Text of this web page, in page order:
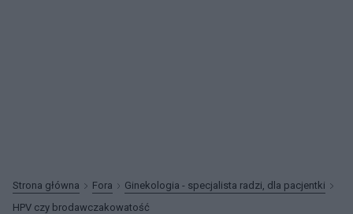
Strona główna Fora
Ginekologia - specjalista radzi, dla pacjentki
HPV czy brodawczakowatość